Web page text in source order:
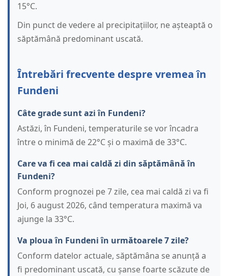
15°C.
Din punct de vedere al precipitațiilor, ne așteaptă o
săptămână predominant uscată.
Întrebări frecvente despre vremea în
Fundeni
Câte grade sunt azi în Fundeni?
Astăzi, în Fundeni, temperaturile se vor încadra
între o minimă de 22°C și o maximă de 33°C.
Care va fi cea mai caldă zi din săptămână în
Fundeni?
Conform prognozei pe 7 zile, cea mai caldă zi va fi
Joi, 6 august 2026, când temperatura maximă va
ajunge la 33°C.
Va ploua în Fundeni în următoarele 7 zile?
Conform datelor actuale, săptămâna se anunță a
fi predominant uscată, cu șanse foarte scăzute de